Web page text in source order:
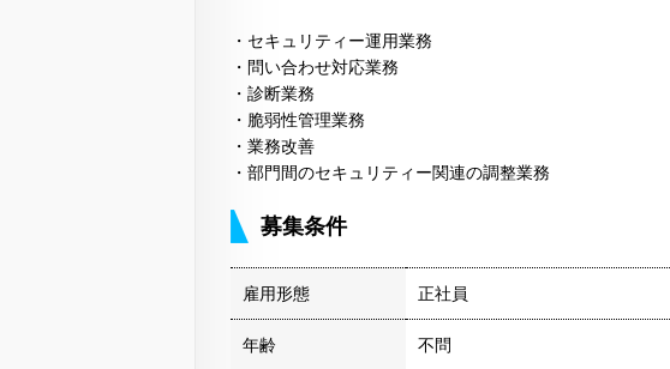
・セキュリティー運用業務
・問い合わせ対応業務
・診断業務
・脆弱性管理業務
・業務改善
・部門間のセキュリティー関連の調整業務
募集条件
雇用形態 正社員
年齢 不問